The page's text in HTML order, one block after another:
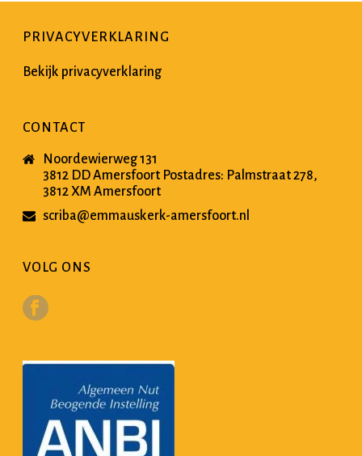
PRIVACYVERKLARING
Bekijk privacyverklaring
CONTACT
Noordewierweg 131
3812 DD Amersfoort Postadres: Palmstraat 278,
3812 XM Amersfoort
scriba@emmauskerk-amersfoort.nl
VOLG ONS